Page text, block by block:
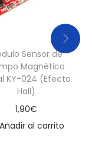
Sensor de
Magnético
KY-024 (Efecto
Hall)
1,90€
Añadir al carrito